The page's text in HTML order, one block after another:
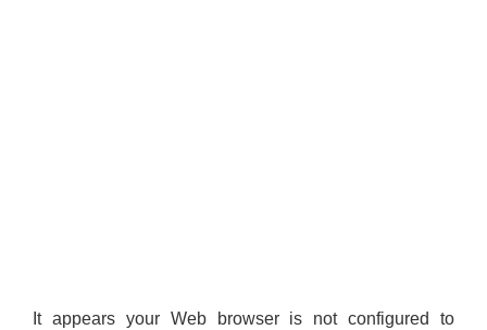
It appears your Web browser is not configured to